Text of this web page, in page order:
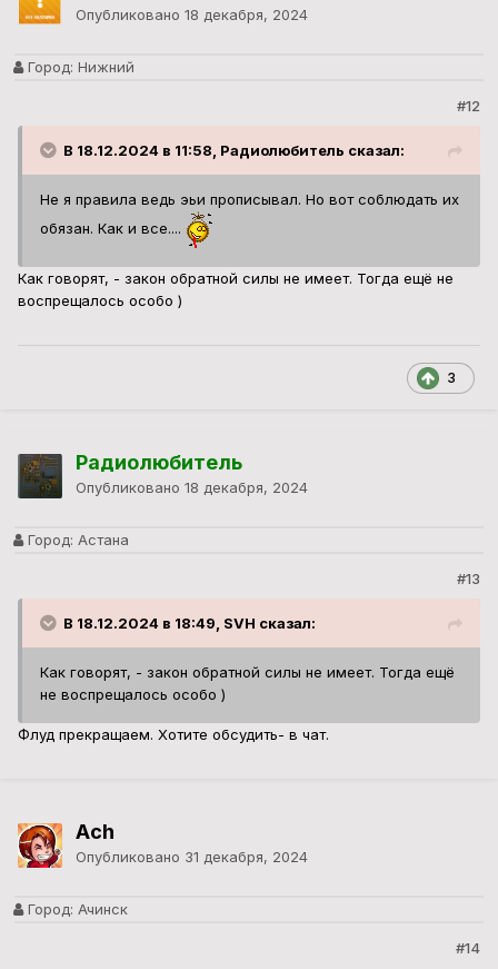
Опубликовано 18 декабря, 2024
Город: Нижний
#12
В 18.12.2024 в 11:58, Радиолюбитель сказал:
Не я правила ведь эьи прописывал. Но вот соблюдать их
обязан. Как и все....
Как говорят, - закон обратной силы не имеет. Тогда ещё не
воспрещалось особо )
3
Радиолюбитель
Опубликовано 18 декабря, 2024
Город: Астана
#13
В 18.12.2024 в 18:49, SVH сказал:
Как говорят, - закон обратной силы не имеет. Тогда ещё
не воспрещалось особо )
Флуд прекращаем. Хотите обсудить- в чат.
Ach
Опубликовано 31 декабря, 2024
Город: Ачинск
#14